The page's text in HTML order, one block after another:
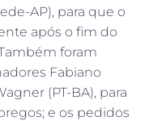
AP), para que o
após o fim do
foram
Fabiano
(PT-BA), para
e os pedidos